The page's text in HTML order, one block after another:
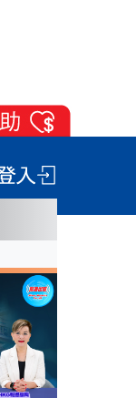
聯絡我們